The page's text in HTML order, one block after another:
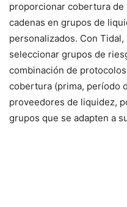
proporcionar cobertura de
cadenas en grupos de
personalizados. Con
seleccionar grupos de
combinación de
cobertura (prima, período
proveedores de liquidez,
grupos que se adapten a